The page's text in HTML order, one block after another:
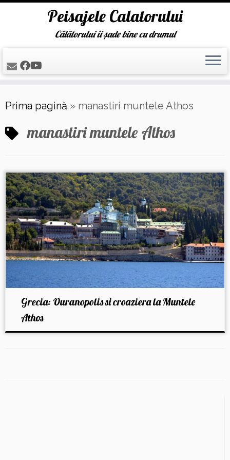
to
content
Peisajele Calatorului
Călătorului îi șade bine cu drumul
Prima pagină » manastiri muntele Athos
manastiri muntele Athos
Grecia: Ouranopolis si croaziera la Muntele
Athos